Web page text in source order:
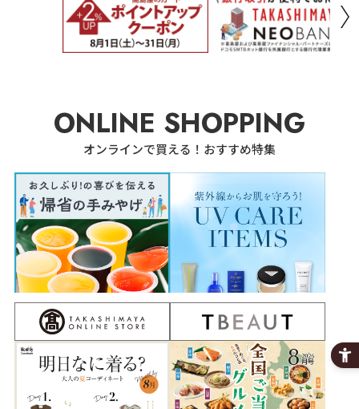
ONLINE SHOPPING
オンラインで買える！おすすめ特集